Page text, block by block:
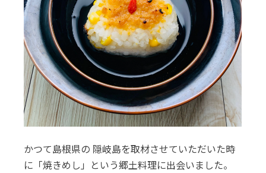
かつて島根県の 隠岐島を取材させていただいた時
に「焼きめし」という郷土料理に出会いました。